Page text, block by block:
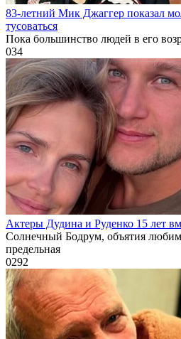
83-летний Мик Джаггер показал
тусоваться
Пока большинство людей в его
034
Актеры Дудина и Руденко 15 лет
Солнечный Бодрум, объятия
предельная
0292